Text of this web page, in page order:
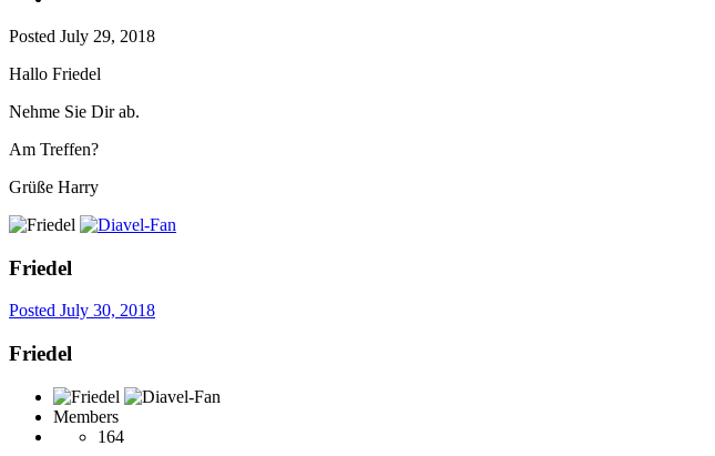
Posted July 29, 2018
Hallo Friedel
Nehme Sie Dir ab.
Am Treffen?
Grüße Harry
Friedel
Posted July 30, 2018
Friedel
Members
164